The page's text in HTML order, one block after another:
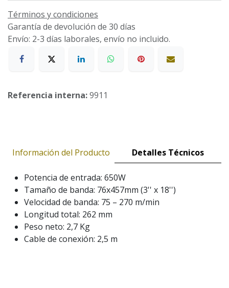
Términos y condiciones
Garantía de devolución de 30 días
Envío: 2-3 días laborales, envío no incluido.
Referencia interna:9911
Información del Producto Detalles Técnicos
Potencia de entrada: 650W
Tamaño de banda: 76x457mm (3'' x 18'')
Velocidad de banda: 75 – 270 m/min
Longitud total: 262 mm
Peso neto: 2,7 Kg
Cable de conexión: 2,5 m